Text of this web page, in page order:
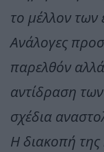
το μέλλον των
Ανάλογες
παρελθόν
αντίδραση
σχέδια
Η διακοπή της